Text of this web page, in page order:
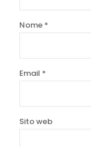
Nome *
Email *
Sito web